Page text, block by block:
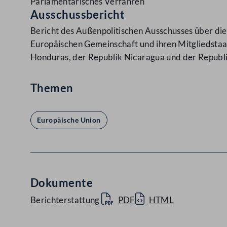
Ausschussbericht
Bericht des Außenpolitischen Ausschusses über
Europäischen Gemeinschaft und ihren
Honduras, der Republik Nicaragua und der
Themen
Europäische Union
Dokumente
Berichterstattung PDF HTML